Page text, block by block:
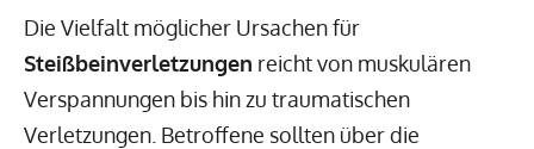
Die Vielfalt möglicher Ursachen für
Steißbeinverletzungen reicht von muskulären
Verspannungen bis hin zu traumatischen
Verletzungen. Betroffene sollten über die